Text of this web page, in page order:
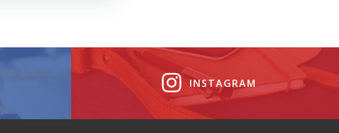
INSTAGRAM